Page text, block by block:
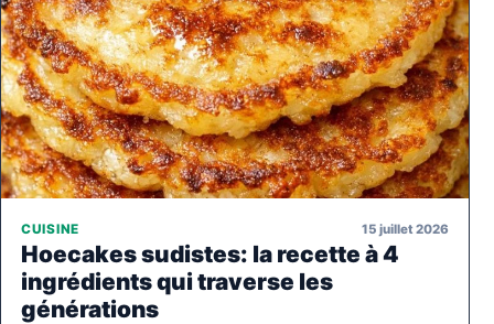
CUISINE 15 juillet 2026
Hoecakes sudistes: la recette à 4
ingrédients qui traverse les
générations